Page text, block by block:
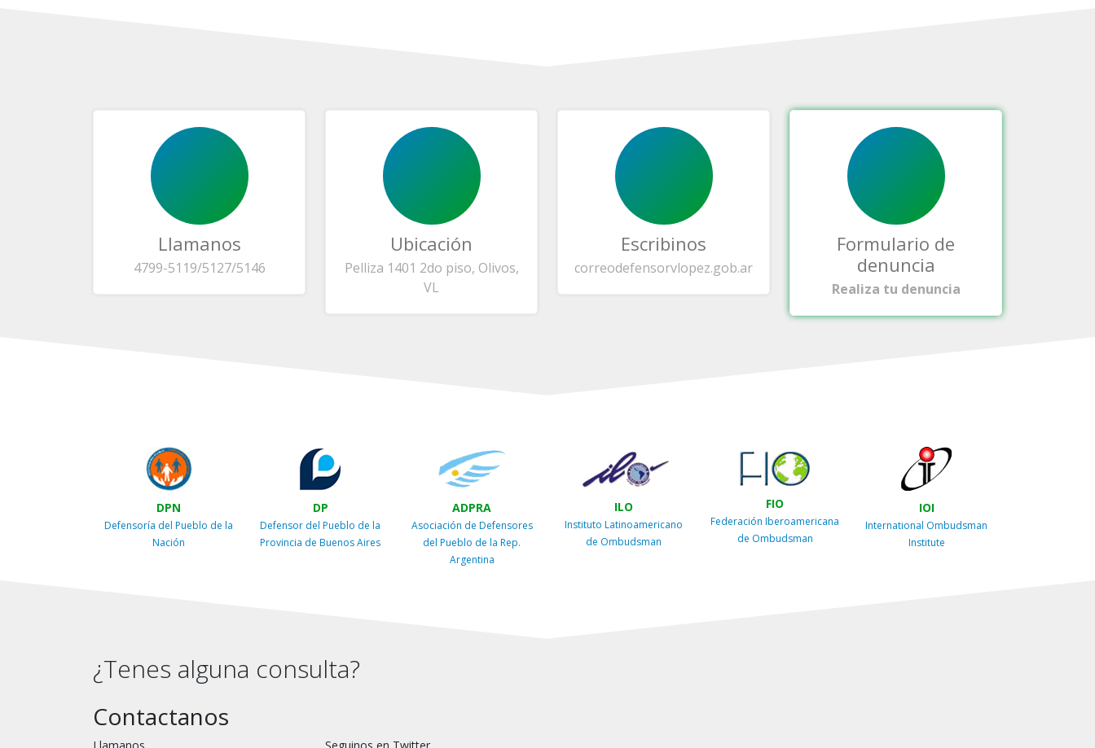
Llamanos
4799-5119/5127/5146
Ubicación
Pelliza 1401 2do piso, Olivos,
VL
Escribinos
correodefensorvlopez.gob.ar
Formulario de
denuncia
Realiza tu denuncia
DPN
Defensoría del Pueblo de la
Nación
DP
Defensor del Pueblo de la
Provincia de Buenos Aires
ADPRA
Asociación de Defensores
del Pueblo de la Rep.
Argentina
ILO
Instituto Latinoamericano
de Ombudsman
FIO
Federación Iberoamericana
de Ombudsman
IOI
International Ombudsman
Institute
¿Tenes alguna consulta?
Contactanos